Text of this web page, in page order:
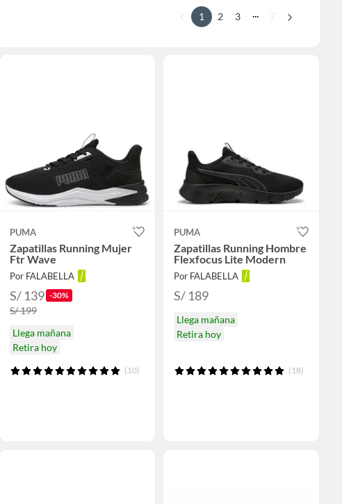
1 2 3 ... 7
PUMA
Zapatillas Running Mujer
Ftr Wave
Por FALABELLA
S/ 139 -30%
S/ 199
Llega mañana
Retira hoy
(10)
PUMA
Zapatillas Running Hombre
Flexfocus Lite Modern
Por FALABELLA
S/ 189
Llega mañana
Retira hoy
(18)